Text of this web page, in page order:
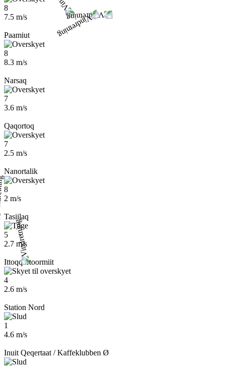
8
7.5 m/s
Paamiut
8
8.3 m/s
Narsaq
7
3.6 m/s
Qaqortoq
7
2.5 m/s
Nanortalik
8
2 m/s
Tasiilaq
5
2.7 m/s
Ittoqqortoormiit
4
2.6 m/s
Station Nord
1
4.6 m/s
Inuit Qeqertaat / Kaffeklubben Ø